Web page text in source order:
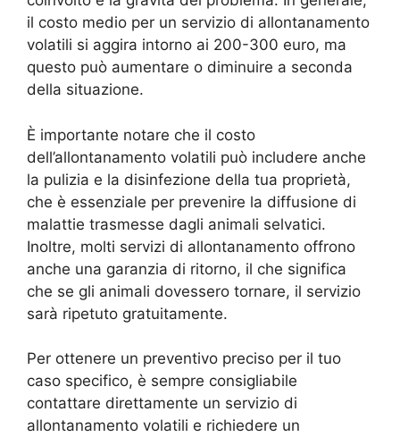
il costo medio per un servizio di allontanamento
volatili si aggira intorno ai 200-300 euro, ma
questo può aumentare o diminuire a seconda
della situazione.
È importante notare che il costo
dell’allontanamento volatili può includere anche
la pulizia e la disinfezione della tua proprietà,
che è essenziale per prevenire la diffusione di
malattie trasmesse dagli animali selvatici.
Inoltre, molti servizi di allontanamento offrono
anche una garanzia di ritorno, il che significa
che se gli animali dovessero tornare, il servizio
sarà ripetuto gratuitamente.
Per ottenere un preventivo preciso per il tuo
caso specifico, è sempre consigliabile
contattare direttamente un servizio di
allontanamento volatili e richiedere un